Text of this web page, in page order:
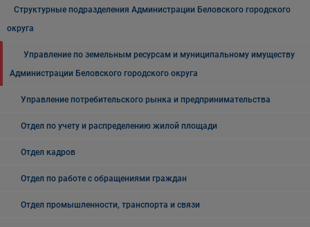
Структурные подразделения Администрации Беловского городского
округа
Управление по земельным ресурсам и муниципальному имуществу
Администрации Беловского городского округа
Управление потребительского рынка и предпринимательства
Отдел по учету и распределению жилой площади
Отдел кадров
Отдел по работе с обращениями граждан
Отдел промышленности, транспорта и связи